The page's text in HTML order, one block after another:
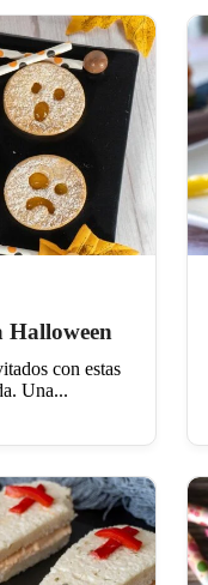
Halloween
con estas
Una...